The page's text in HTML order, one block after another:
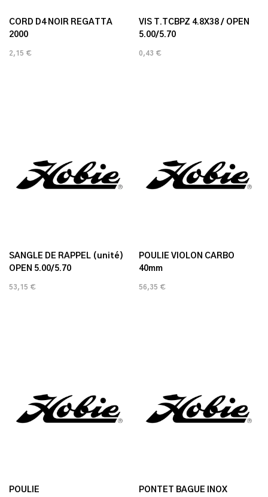
CORD D4 NOIR REGATTA
2000
2,15 €
VIS T.TCBPZ 4.8X38 / OPEN
5.00/5.70
0,43 €
SANGLE DE RAPPEL (unité)
OPEN 5.00/5.70
53,15 €
POULIE VIOLON CARBO
40mm
56,35 €
POULIE
PONTET BAGUE INOX